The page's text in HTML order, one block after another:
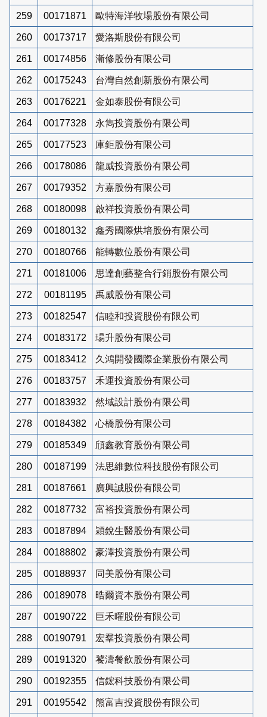
259 00171871 歐特海洋牧場股份有限公司
260 00173717 愛洛斯股份有限公司
261 00174856 漸修股份有限公司
262 00175243 台灣自然創新股份有限公司
263 00176221 金如泰股份有限公司
264 00177328 永雋投資股份有限公司
265 00177523 庫鉅股份有限公司
266 00178086 龍威投資股份有限公司
267 00179352 方嘉股份有限公司
268 00180098 啟祥投資股份有限公司
269 00180132 鑫秀國際烘培股份有限公司
270 00180766 能轉數位股份有限公司
271 00181006 思達創藝整合行銷股份有限公司
272 00181195 禹威股份有限公司
273 00182547 信睦和投資股份有限公司
274 00183172 瑒升股份有限公司
275 00183412 久鴻開發國際企業股份有限公司
276 00183757 禾運投資股份有限公司
277 00183932 然域設計股份有限公司
278 00184382 心橋股份有限公司
279 00185349 頎鑫教育股份有限公司
280 00187199 法思維數位科技股份有限公司
281 00187661 廣興誠股份有限公司
282 00187732 富裕投資股份有限公司
283 00187894 穎銳生醫股份有限公司
284 00188802 豪澤投資股份有限公司
285 00188937 同美股份有限公司
286 00189078 晧爾資本股份有限公司
287 00190722 巨禾曜股份有限公司
288 00190791 宏羣投資股份有限公司
289 00191320 饕濤餐飲股份有限公司
290 00192355 信鋐科技股份有限公司
291 00195542 熊富吉投資股份有限公司